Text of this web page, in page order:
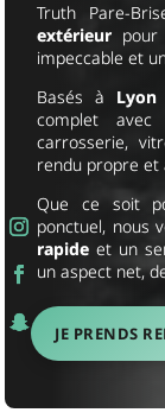
Truth Pare-
extérieur
impeccable et
Basés à Lyon
complet
carrosserie,
rendu propre et
Que ce soit
ponctuel, nous
rapide et un
un aspect net,
JE PRENDS